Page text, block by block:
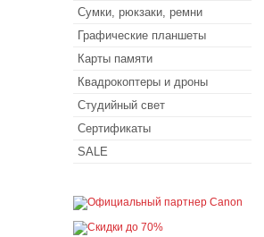
Сумки, рюкзаки, ремни
Графические планшеты
Карты памяти
Квадрокоптеры и дроны
Студийный свет
Сертификаты
SALE